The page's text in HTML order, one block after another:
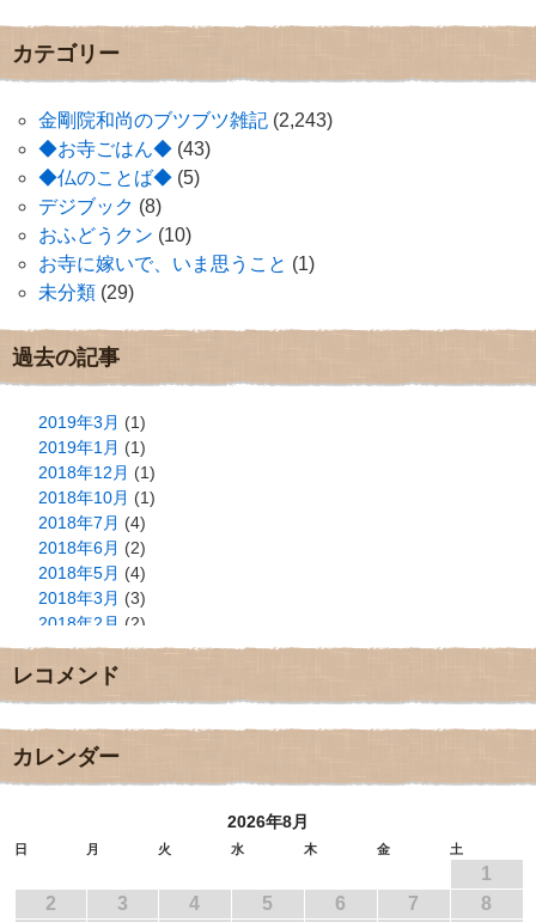
カテゴリー
金剛院和尚のブツブツ雑記 (2,243)
◆お寺ごはん◆ (43)
◆仏のことば◆ (5)
デジブック (8)
おふどうクン (10)
お寺に嫁いで、いま思うこと (1)
未分類 (29)
過去の記事
2019年3月 (1)
2019年1月 (1)
2018年12月 (1)
2018年10月 (1)
2018年7月 (4)
2018年6月 (2)
2018年5月 (4)
2018年3月 (3)
2018年2月 (2)
2018年1月(2)
2017年12月
2017年11月(3)
2017年9月
2017年8月
2017年5月
2017年3月(1)
レコメンド
カレンダー
2026年8月
日 月 火 水 木 金 土
1
2
3 4 5 6 7 8